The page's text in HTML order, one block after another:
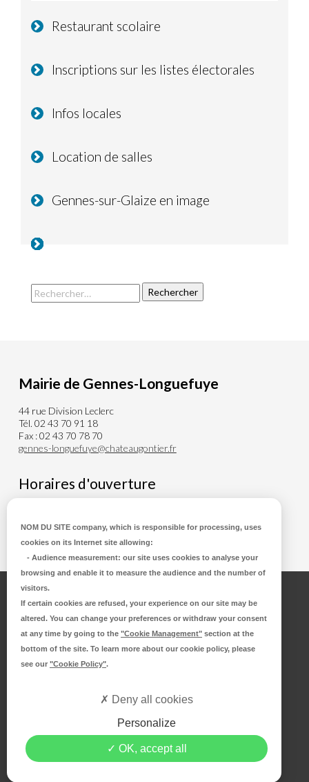
Restaurant scolaire
Inscriptions sur les listes électorales
Infos locales
Location de salles
Gennes-sur-Glaize en image
Mairie de Gennes-Longuefuye
44 rue Division Leclerc
Tél. 02 43 70 91 18
Fax : 02 43 70 78 70
gennes-longuefuye@chateaugontier.fr
Horaires d'ouverture
Vendredi de 8h00 à 12h30 et de 14h00 à 18h00
Accueil
Plan du site
Mentions légales
Politique de confidentialité
NOM DU SITE company, which is responsible for processing, uses
cookies on its Internet site allowing:
- Audience measurement: our site uses cookies to analyse your
browsing and enable it to measure the audience and the number of
visitors.
If certain cookies are refused, your experience on our site may be
altered. You can change your preferences or withdraw your consent
at any time by going to the "Cookie Management" section at the
bottom of the site. To learn more about our cookie policy, please
see our "Cookie Policy".
OK, accept all
Personalize
Deny all cookies